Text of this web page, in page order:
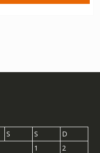
S S
D
1
2